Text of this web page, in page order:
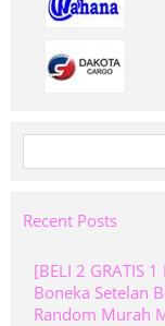
for:
Recent Posts
[BELI 2 GRATIS
Boneka Setelan
Random Murah